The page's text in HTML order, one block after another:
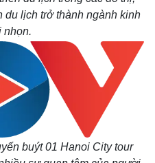
du lịch trở thành ngành kinh
nhọn.
buýt 01 Hanoi City tour